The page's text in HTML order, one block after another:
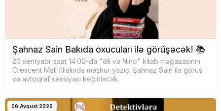
Şahnaz Sain Bakıda oxucuları ilə görüşəcək! 📚
20 sentyabr saat 14:00-da "Əli və Nino" kitab mağazasının
Crescent Mall filialında məşhur yazıçı Şahnaz Sain ilə görüş
və avtoqraf sessiyası keçiriləcək.
06 Avqust 2026